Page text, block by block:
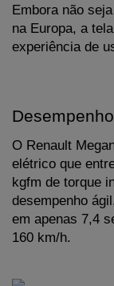
Embora não
na Europa, a
experiência de
O Renault
elétrico que
kgfm de torque
desempenho
em apenas 7,4
160 km/h.